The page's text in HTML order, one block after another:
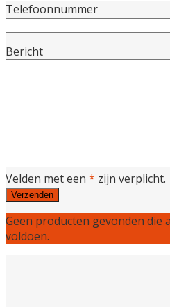
Telefoonnummer
Bericht
Velden met een * zijn verplicht.
Geen producten gevonden die
voldoen.